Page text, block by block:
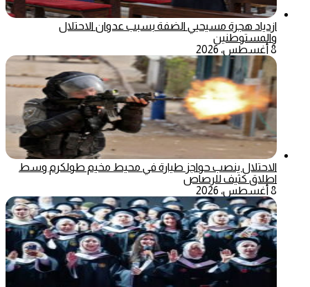
ازدياد هجرة مسيحيي الضفة بسبب عدوان الاحتلال
والمستوطنين
8 أغسطس، 2026
الاحتلال ينصب حواجز طيارة في محيط مخيم طولكرم وسط
اطلاق كثيف للرصاص
8 أغسطس، 2026